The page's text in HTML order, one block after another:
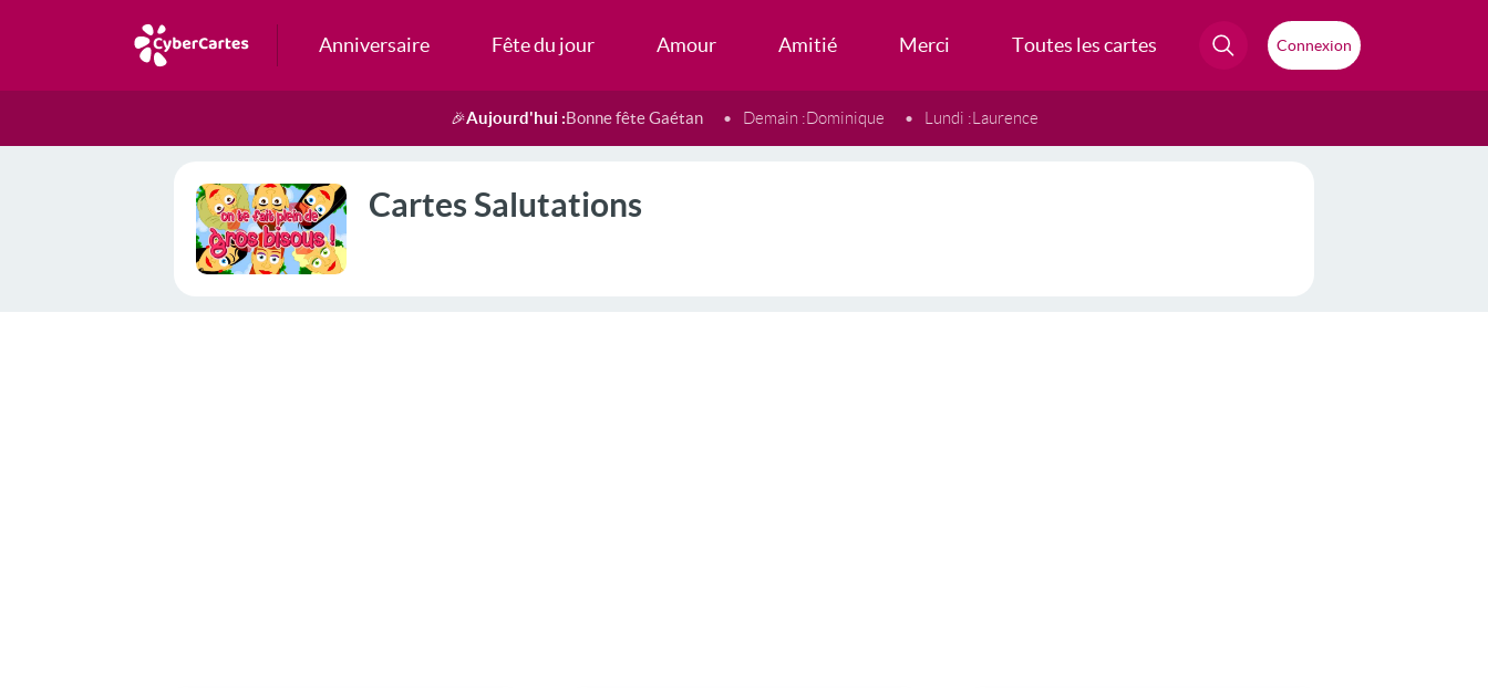
Anniversaire Fête du jour Amour Amitié Merci Toutes les cartes Connexion
🎉Aujourd'hui :Bonne fête Gaétan Demain :Dominique Lundi :Laurence
Cartes Salutations